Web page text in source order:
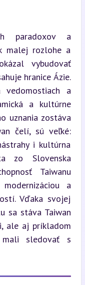
paradoxov a
malej rozlohe a
vybudovať
hranice Ázie.
a
a kultúrne
uznania zostáva
čelí, sú veľké:
i kultúrna
zo Slovenska
Taiwanu
a
Vďaka svojej
sa stáva Taiwan
ale aj príkladom
sledovať s